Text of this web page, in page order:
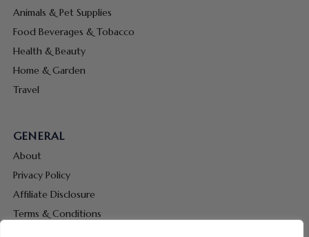
Animals & Pet Supplies
Food Beverages & Tobacco
Health & Beauty
Home & Garden
Travel
GENERAL
About
Privacy Policy
Affiliate Disclosure
Terms & Conditions